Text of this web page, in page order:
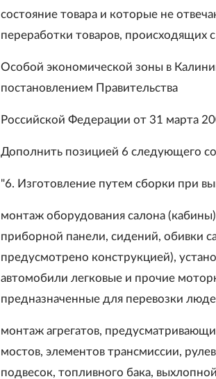
состояние товара и которые не
переработки товаров, происходящих
Особой экономической зоны в
постановлением Правительства
Российской Федерации от 31 марта
Дополнить позицией 6 следующего
"6. Изготовление путем сборки при
монтаж оборудования салона
приборной панели, сидений, обивки
предусмотрено конструкцией),
автомобили легковые и прочие
предназначенные для перевозки
монтаж агрегатов,
мостов, элементов трансмиссии,
подвесок, топливного бака,